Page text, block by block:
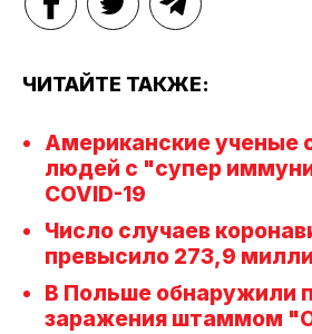
ЧИТАЙТЕ ТАКЖЕ:
Американские ученые
людей с "супер
COVID-19
Число случаев
превысило 273,9
В Польше обнаружили
заражения штаммом